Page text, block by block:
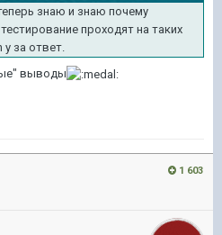
знаю и знаю почему
проходят на таких
у за ответ.
выводы
1 603